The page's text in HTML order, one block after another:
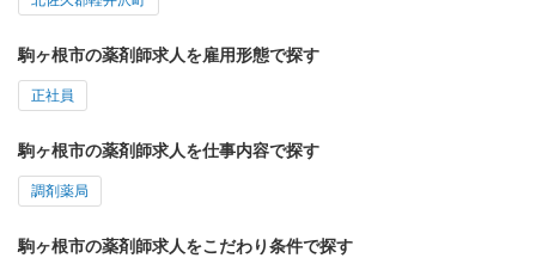
駒ヶ根市の薬剤師求人を雇用形態で探す
正社員
駒ヶ根市の薬剤師求人を仕事内容で探す
調剤薬局
駒ヶ根市の薬剤師求人をこだわり条件で探す